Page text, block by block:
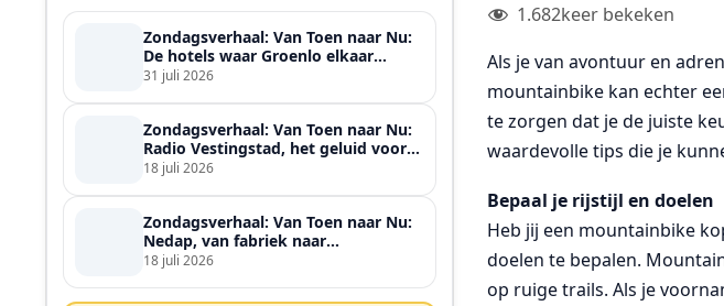
1.682keer bekeken
Als je van avontuur en
mountainbike kan echter
te zorgen dat je de juiste
waardevolle tips die je
Bepaal je rijstijl en doelen
Heb jij een mountainbike
doelen te bepalen.
op ruige trails. Als je
Zondagsverhaal: Van Toen naar Nu:
De hotels waar Groenlo elkaar
ontmoette
31 juli 2026
Zondagsverhaal: Van Toen naar Nu:
Radio Vestingstad, het geluid voor
heel de streek
18 juli 2026
Zondagsverhaal: Van Toen naar Nu:
Nedap, van fabriek naar
wereldspeler
18 juli 2026